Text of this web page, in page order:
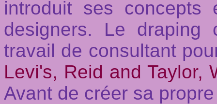
introduit ses concepts
designers. Le draping
travail de consultant
Levi's, Reid and Taylor,
Avant de créer sa